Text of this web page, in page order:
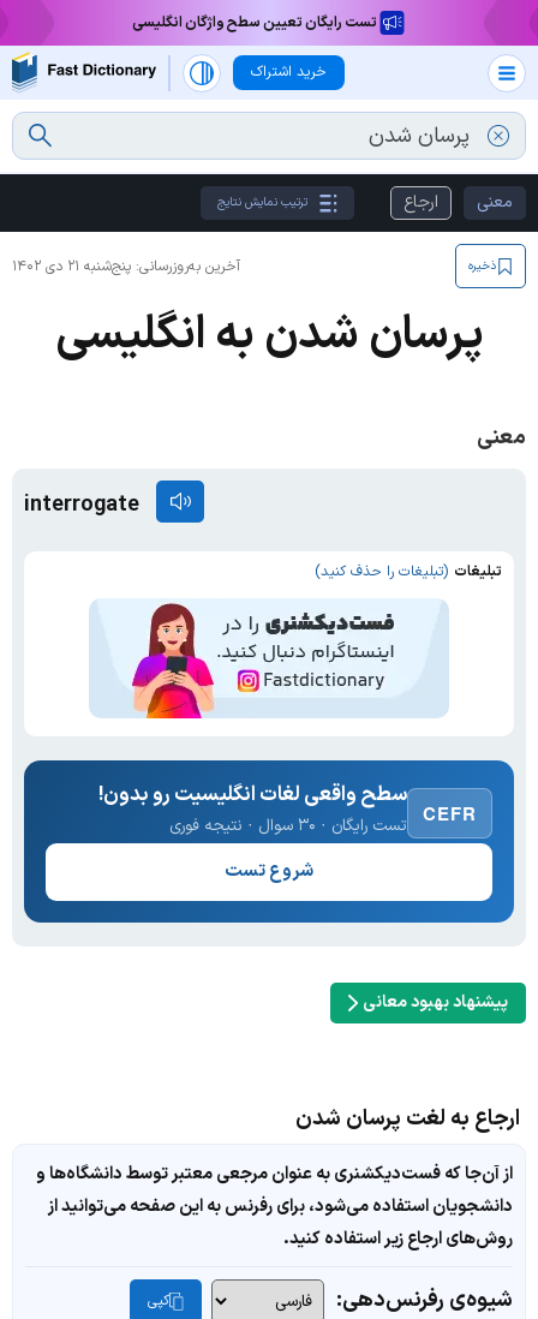
تست رایگان تعیین سطح واژگان انگلیسی
خرید اشتراک
معنی ارجاع ترتیب نمایش نتایج
آخرین به‌روزرسانی: پنج‌شنبه ۲۱ دی ۱۴۰۲ ذخیره
پرسان شدن به انگلیسی
معنی
interrogate
تبلیغات (تبلیغات را حذف کنید)
CEFR
سطح واقعی لغات انگلیسیت رو بدون!
تست رایگان · ۳۰ سوال · نتیجه فوری
شروع تست
پیشنهاد بهبود معانی
ارجاع به لغت پرسان شدن
از آن‌جا که فست‌دیکشنری به عنوان مرجعی معتبر توسط دانشگاه‌ها و
دانشجویان استفاده می‌شود، برای رفرنس به این صفحه می‌توانید از
روش‌های ارجاع زیر استفاده کنید.
شیوه‌ی رفرنس‌دهی: کپی